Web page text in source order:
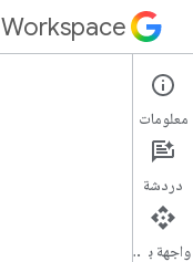
Workspace
Google Calendar
نظرة عامة
معلومات
دردشة
واجهة برمجة التطبيقات